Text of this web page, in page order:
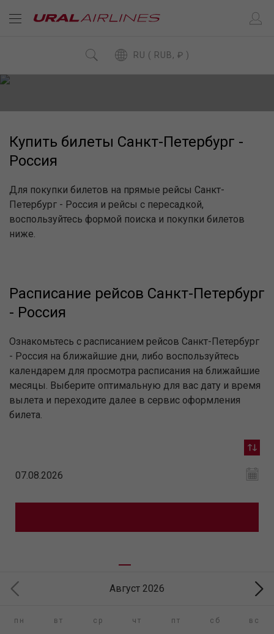
RU ( RUB, ₽ )
Купить билеты Санкт-Петербург -
Россия
Для покупки билетов на прямые рейсы Санкт-
Петербург - Россия и рейсы с пересадкой,
воспользуйтесь формой поиска и покупки билетов
ниже.
Расписание рейсов Санкт-Петербург
- Россия
Ознакомьтесь с расписанием рейсов Санкт-Петербург
- Россия на ближайшие дни, либо воспользуйтесь
календарем для просмотра расписания на ближайшие
месяцы. Выберите оптимальную для вас дату и время
вылета и переходите далее в сервис оформления
билета.
Август 2026
пн вт ср чт пт сб вс